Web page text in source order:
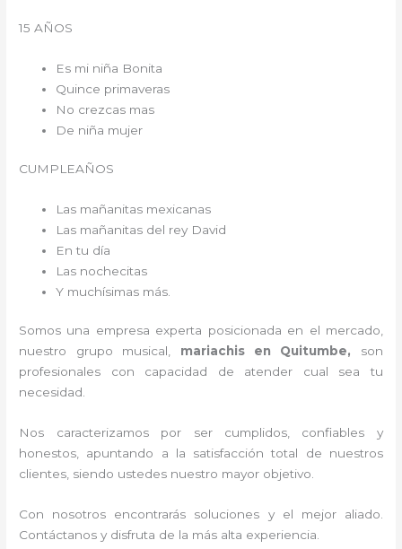
15 AÑOS
Es mi niña Bonita
Quince primaveras
No crezcas mas
De niña mujer
CUMPLEAÑOS
Las mañanitas mexicanas
Las mañanitas del rey David
En tu día
Las nochecitas
Y muchísimas más.
Somos una empresa experta posicionada en el mercado,
nuestro grupo musical, mariachis en Quitumbe, son
profesionales con capacidad de atender cual sea tu
necesidad.
Nos caracterizamos por ser cumplidos, confiables y
honestos, apuntando a la satisfacción total de nuestros
clientes, siendo ustedes nuestro mayor objetivo.
Con nosotros encontrarás soluciones y el mejor aliado.
Contáctanos y disfruta de la más alta experiencia.